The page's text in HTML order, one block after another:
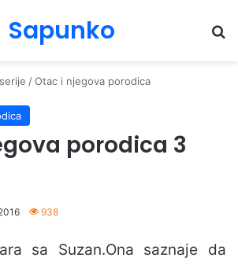
Sapunko
/Otac i njegova porodica
porodica 3
938
sa Suzan.Ona saznaje da